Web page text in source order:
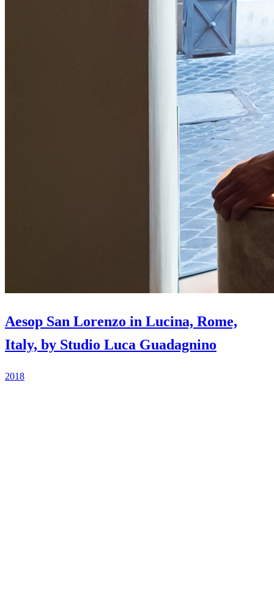
Aesop San Lorenzo in Lucina, Rome,
Italy, by Studio Luca Guadagnino
2018